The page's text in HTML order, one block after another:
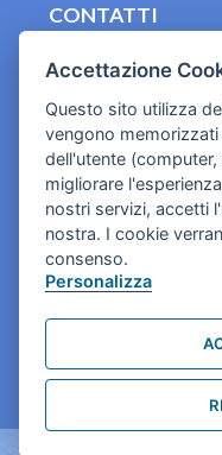
CONTATTI
Cookies e
Accettazione
Questo sito utilizza
vengono
dell'utente
migliorare
nostri servizi, accetti
nostra. I cookie
consenso.
Personalizza